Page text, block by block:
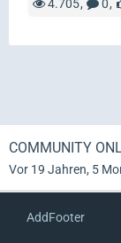
4.705 0
COMMUNITY
Vor 19 Jahren, 5
AddFooter